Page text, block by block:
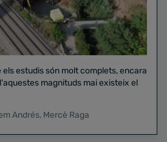
els estudis són molt complets, encara
magnituds mai existeix el
Andrés, Mercè Raga